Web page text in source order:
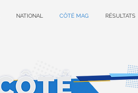
NATIONAL CÔTÉ MAG RÉSULTATS